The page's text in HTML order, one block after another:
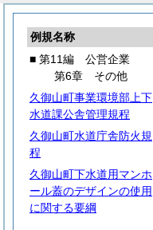
例規名称
■ 第11編 公営企業
第6章 その他
久御山町事業環境部上下
水道課公舎管理規程
久御山町水道庁舎防火規
程
久御山町下水道用マンホ
ール蓋のデザインの使用
に関する要綱